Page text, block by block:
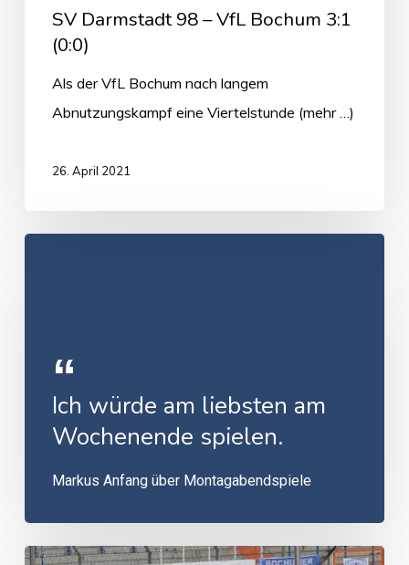
SV Darmstadt 98 – VfL Bochum 3:1
(0:0)
Als der VfL Bochum nach langem
Abnutzungskampf eine Viertelstunde (mehr …)
26. April 2021
Ich würde am liebsten am
Wochenende spielen.
Markus Anfang über Montagabendspiele